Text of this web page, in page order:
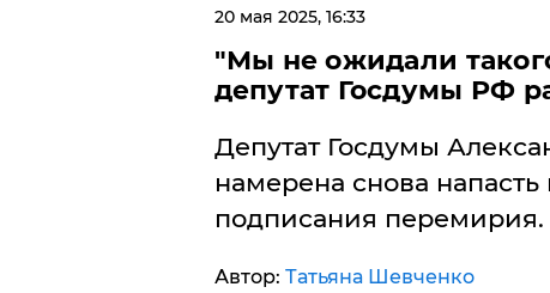
20 мая 2025, 16:33
​"Мы не ожидали
депутат Госдумы РФ
Депутат Госдумы
намерена снова
подписания перемирия.
Автор: Татьяна Шевченко